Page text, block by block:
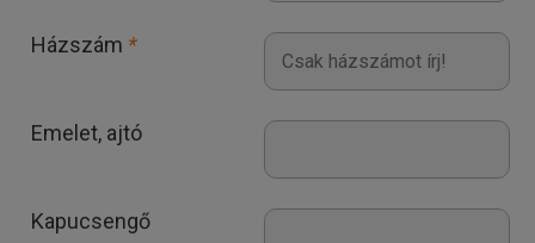
Házszám *
Emelet, ajtó
Kapucsengő